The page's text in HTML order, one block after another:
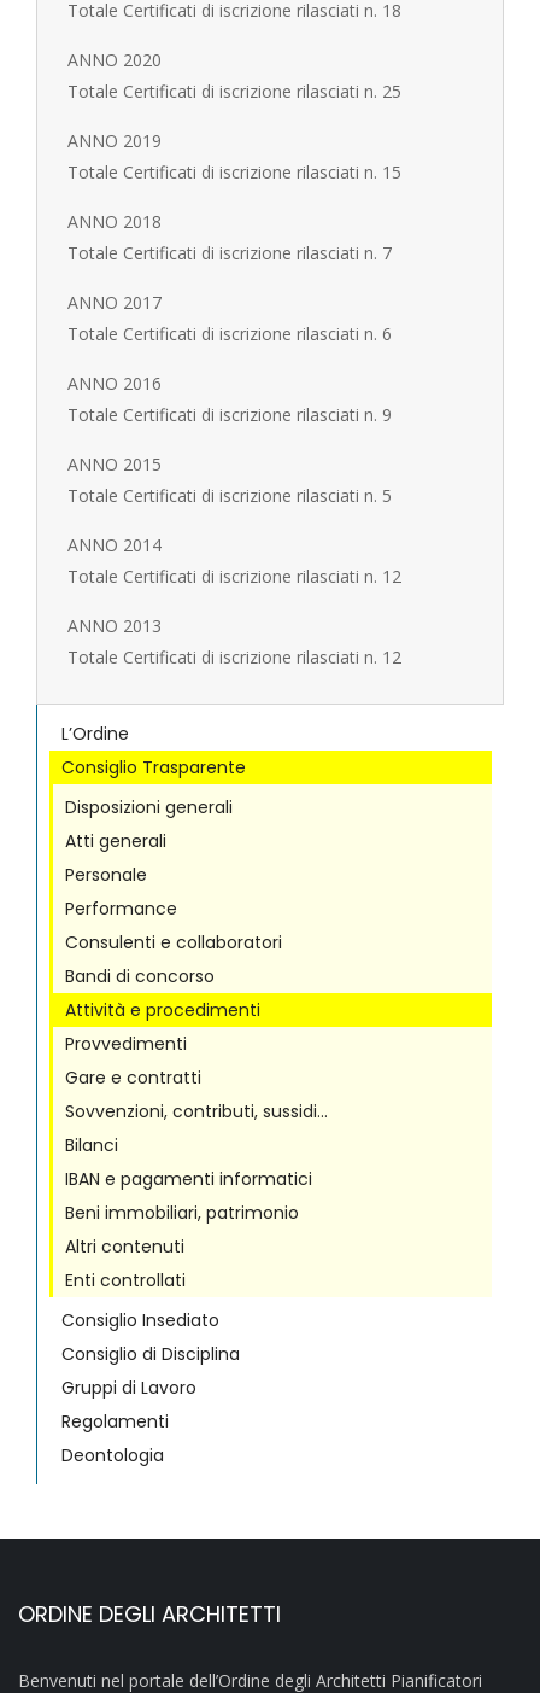
Totale Certificati di iscrizione rilasciati n. 18
ANNO 2020
Totale Certificati di iscrizione rilasciati n. 25
ANNO 2019
Totale Certificati di iscrizione rilasciati n. 15
ANNO 2018
Totale Certificati di iscrizione rilasciati n. 7
ANNO 2017
Totale Certificati di iscrizione rilasciati n. 6
ANNO 2016
Totale Certificati di iscrizione rilasciati n. 9
ANNO 2015
Totale Certificati di iscrizione rilasciati n. 5
ANNO 2014
Totale Certificati di iscrizione rilasciati n. 12
ANNO 2013
Totale Certificati di iscrizione rilasciati n. 12
L’Ordine
Consiglio Trasparente
Disposizioni generali
Atti generali
Personale
Performance
Consulenti e collaboratori
Bandi di concorso
Attività e procedimenti
Provvedimenti
Gare e contratti
Sovvenzioni, contributi, sussidi…
Bilanci
IBAN e pagamenti informatici
Beni immobiliari, patrimonio
Altri contenuti
Enti controllati
Consiglio Insediato
Consiglio di Disciplina
Gruppi di Lavoro
Regolamenti
Deontologia
ORDINE DEGLI ARCHITETTI
Benvenuti nel portale dell’Ordine degli Architetti Pianificatori